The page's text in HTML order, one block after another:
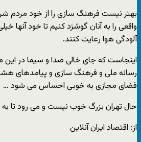
بهتر نیست فرهنگ سازی را از خود مردم
واقعی را به آنان گوشزد کنیم تا خود آنها
آلودگی هوا رعایت کنند.
اینجاست که جای خالی صدا و سیما در این
رسانه ملی و فرهنگ سازی و پیامدهای
فضای مجازی به خوبی احساس می شود …
حال تهران بزرگ خوب نیست و می رود تا به
از: اقتصاد ایران آنلاین